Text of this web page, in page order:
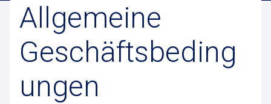
Allgemeine
Geschäftsbeding
ungen